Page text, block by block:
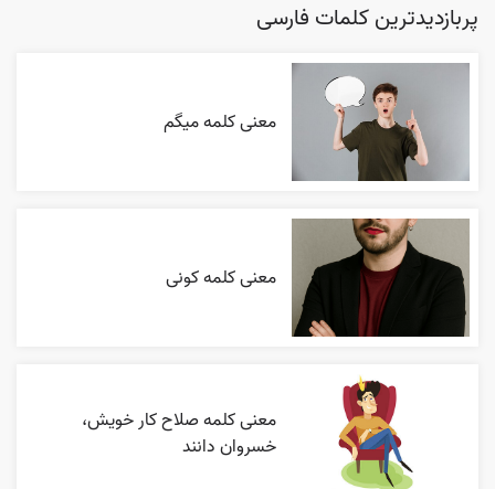
پربازدیدترین کلمات فارسی
معنی کلمه میگم
معنی کلمه کونی
معنی کلمه صلاح کار خویش،
خسروان دانند